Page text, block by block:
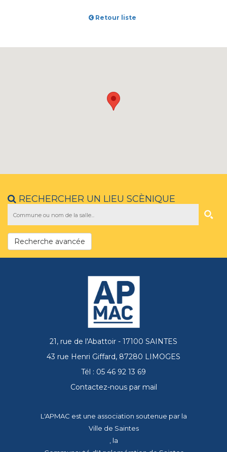
Retour liste
RECHERCHER UN LIEU SCÈNIQUE
Recherche avancée
21, rue de l'Abattoir - 17100 SAINTES
43 rue Henri Giffard, 87280 LIMOGES
Tél : 05 46 92 13 69
Contactez-nous par mail
L'APMAC est une association soutenue par la
Ville de Saintes
, la